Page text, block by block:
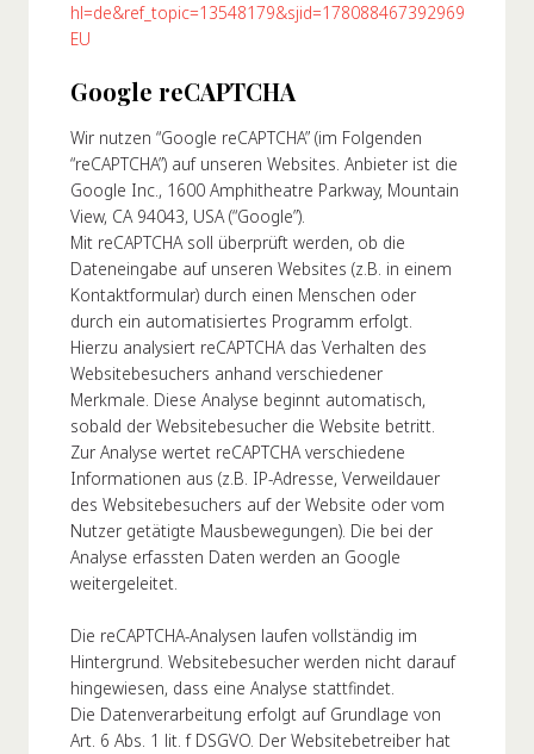
hl=de&ref_topic=13548179&sjid=17808846739296972355-
EU
Google reCAPTCHA
Wir nutzen “Google reCAPTCHA” (im Folgenden
“reCAPTCHA”) auf unseren Websites. Anbieter ist die
Google Inc., 1600 Amphitheatre Parkway, Mountain
View, CA 94043, USA (“Google”).
Mit reCAPTCHA soll überprüft werden, ob die
Dateneingabe auf unseren Websites (z.B. in einem
Kontaktformular) durch einen Menschen oder
durch ein automatisiertes Programm erfolgt.
Hierzu analysiert reCAPTCHA das Verhalten des
Websitebesuchers anhand verschiedener
Merkmale. Diese Analyse beginnt automatisch,
sobald der Websitebesucher die Website betritt.
Zur Analyse wertet reCAPTCHA verschiedene
Informationen aus (z.B. IP-Adresse, Verweildauer
des Websitebesuchers auf der Website oder vom
Nutzer getätigte Mausbewegungen). Die bei der
Analyse erfassten Daten werden an Google
weitergeleitet.
Die reCAPTCHA-Analysen laufen vollständig im
Hintergrund. Websitebesucher werden nicht darauf
hingewiesen, dass eine Analyse stattfindet.
Die Datenverarbeitung erfolgt auf Grundlage von
Art. 6 Abs. 1 lit. f DSGVO. Der Websitebetreiber hat